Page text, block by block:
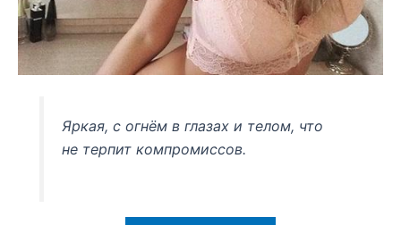
Яркая, с огнём в глазах и телом, что
не терпит компромиссов.